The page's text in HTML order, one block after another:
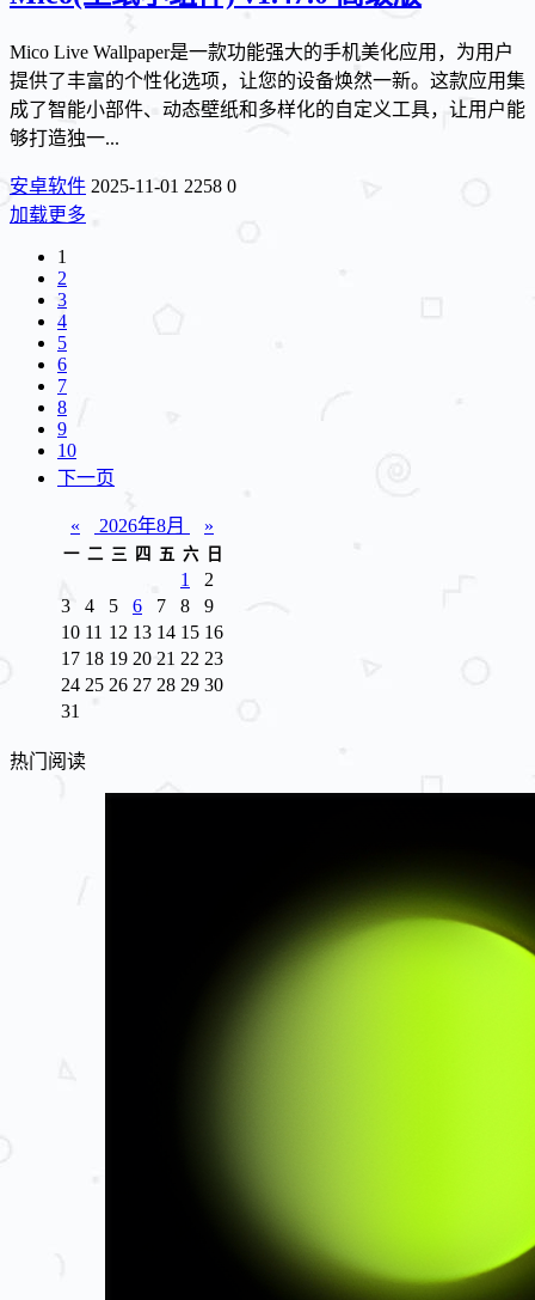
Mico Live Wallpaper是一款功能强大的手机美化应用，为用户
提供了丰富的个性化选项，让您的设备焕然一新。这款应用集
成了智能小部件、动态壁纸和多样化的自定义工具，让用户能
够打造独一...
安卓软件 2025-11-01 2258 0
加载更多
1
2
3
4
5
6
7
8
9
10
下一页
« 2026年8月 »
一 二 三 四 五 六 日
1
2
3
4 5 6 7 8
9
10 11 12 13 14 15 16
17 18 19 20 21 22 23
24 25 26 27 28 29 30
31
热门阅读